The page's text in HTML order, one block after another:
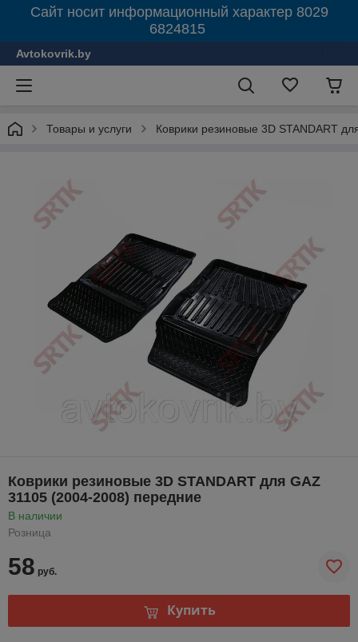
Сайт носит информационный характер 8029
6824815
Avtokovrik.by
Товары и услуги Коврики резиновые 3D STANDART
Коврики резиновые 3D STANDART для GAZ
31105 (2004-2008) передние
В наличии
Розница
58 руб.
Купить